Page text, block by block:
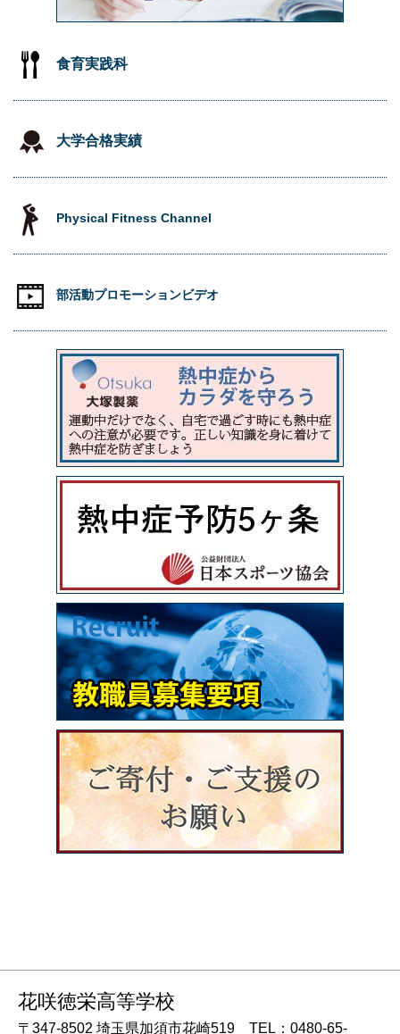
食育実践科
大学合格実績
Physical Fitness Channel
部活動プロモーションビデオ
花咲徳栄高等学校
〒347-8502 埼玉県加須市花崎519 TEL：0480-65-